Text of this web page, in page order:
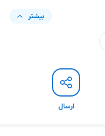
بیشتر
ارسال